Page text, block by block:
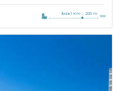
Ibiza 1 Km 200 m.